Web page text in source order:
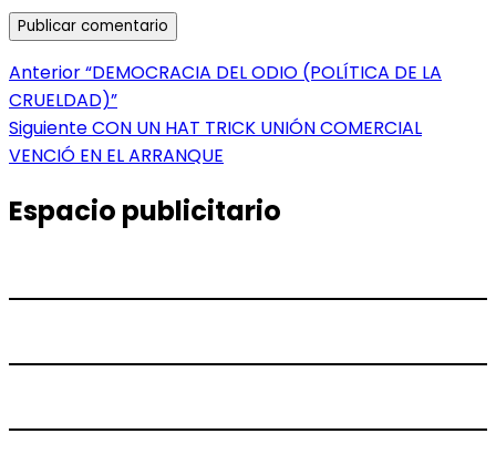
Navegación
de
entradas
AnteriorEntrada
anterior:
“DEMOCRACIA DEL ODIO (POLÍTICA DE LA
CRUELDAD)”
SiguienteEntrada
siguiente:
CON UN HAT TRICK UNIÓN COMERCIAL
VENCIÓ EN EL ARRANQUE
Espacio publicitario